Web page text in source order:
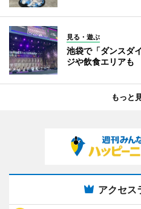
見る・遊ぶ
池袋で「ダンスダ
ジや飲食エリアも
もっと
アクセス